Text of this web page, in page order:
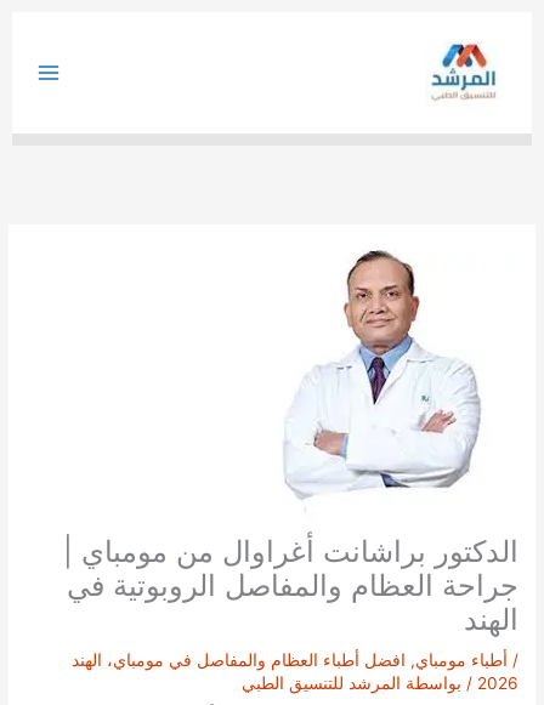
الدكتور براشانت أغراوال من مومباي |
جراحة العظام والمفاصل الروبوتية في
الهند
/ أطباء مومباي, افضل أطباء العظام والمفاصل في مومباي، الهند
2026 / بواسطة المرشد للتنسيق الطبي